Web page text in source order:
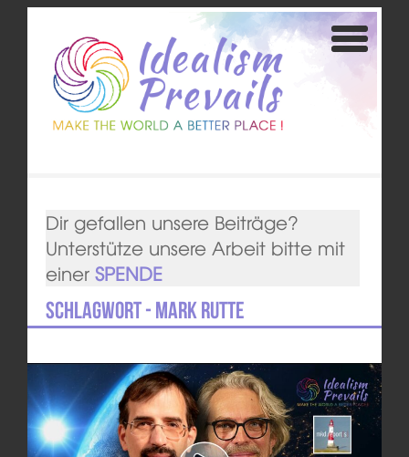
Dir gefallen unsere Beiträge?
Unterstütze unsere Arbeit bitte mit
einer SPENDE
Schlagwort - Mark Rutte